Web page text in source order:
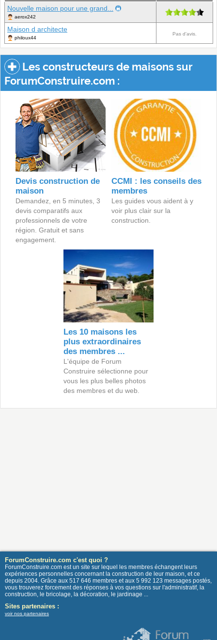
Nouvelle maison pour une grand...
aerox242
Maison d architecte
philoux44
Pas d'avis.
Les constructeurs de maisons sur
ForumConstruire.com :
Devis construction de
maison
Demandez, en 5 minutes, 3
devis comparatifs aux
professionnels de votre
région. Gratuit et sans
engagement.
CCMI : les conseils des
membres
Les guides vous aident à y
voir plus clair sur la
construction.
Les 10 maisons les
plus extraordinaires
des membres ...
L'équipe de Forum
Construire sélectionne pour
vous les plus belles photos
des membres et du web.
ForumConstruire.com c'est quoi ?
ForumConstruire.com est un site sur lequel les membres échangent leurs
expériences personnelles concernant la construction de leur maison, et ce
depuis 2004. Grâce aux 517 646 membres et aux 5 992 123 messages postés,
vous trouverez forcement des réponses à vos questions sur l'administratif, la
construction, le bricolage, la décoration, le jardinage ...
Sites partenaires :
voir nos partenaires